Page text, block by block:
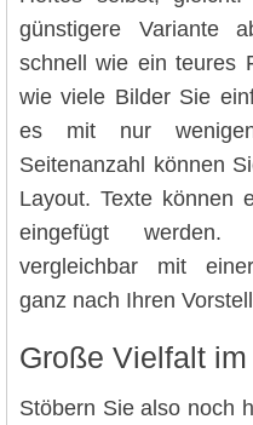
günstigere Variante
schnell wie ein teures
wie viele Bilder Sie
es mit nur
Seitenanzahl können
Layout. Texte können
eingefügt werden.
vergleichbar mit
ganz nach Ihren
Große Vielfalt
Stöbern Sie also noch